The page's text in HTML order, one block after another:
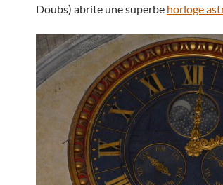
Doubs) abrite une superbe horloge